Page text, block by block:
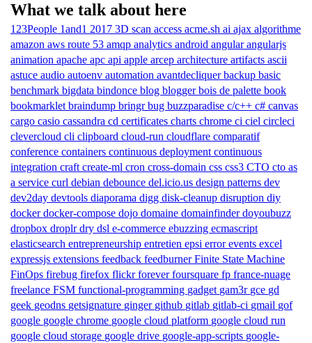
What we talk about here
123People 1and1 2017 3D scan access acme.sh ai ajax algorithme
amazon aws route 53 amqp analytics android angularangularjs
animation apache apc api apple arcep architecture artifacts ascii
astuce audio autoenv automation avantdecliquerbackup basic
benchmark bigdata bindonce blog bloggerbois de palette book
bookmarklet braindump bringrbug buzzparadise c/c++ c# canvas
cargo casio cassandra cd certificates charts chrome ci ciel circleci
clevercloud cli clipboard cloud-run cloudflare comparatif
conference containers continuous deployment continuous
integration craft create-ml cron cross-domain css css3 CTO cto as
a service curl debian debounce del.icio.us design patterns dev
dev2day devtools diaporama digg disk-cleanup disruption diy
dockerdocker-compose dojo domaine domainfinderdoyoubuzz
dropbox droplrdry dsl e-commerce ebuzzing ecmascript
elasticsearch entrepreneurship entretien epsi errorevents excel
expressjs extensions feedback feedburnerFinite State Machine
FinOps firebug firefox flickrforeverfoursquare fp france-nuage
freelance FSM functional-programming gadget gam3r gce gd
geek geodns getsignature ginger github gitlab gitlab-ci gmail gof
google google chrome google cloud platform google cloud run
google cloud storage google drive google-app-scripts google-